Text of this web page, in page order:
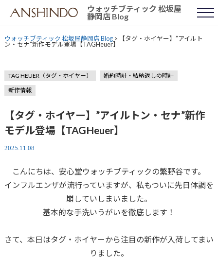
content
ウォッチブティック 松坂屋
静岡店 Blog
ウォッチブティック 松坂屋静岡店 Blog> 【タグ・ホイヤー】”アイルト
ン・セナ”新作モデル登場【TAGHeuer】
TAG HEUER（タグ・ホイヤー）
婚約時計・結納返しの時計
新作情報
【タグ・ホイヤー】”アイルトン・セナ”新作
モデル登場【TAGHeuer】
2025.11.08
こんにちは、安心堂ウォッチブティックの繁野谷です。
インフルエンザが流行っていますが、私もついに先日体調を
崩していしまいました。
基本的な手洗いうがいを徹底します！
さて、本日はタグ・ホイヤーから注目の新作が入荷してまい
りました。